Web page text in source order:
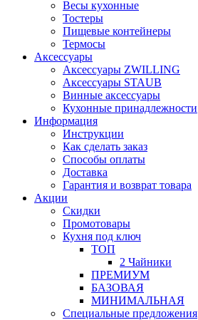
Весы кухонные
Тостеры
Пищевые контейнеры
Термосы
Аксессуары
Аксессуары ZWILLING
Аксессуары STAUB
Винные аксессуары
Кухонные принадлежности
Информация
Инструкции
Как сделать заказ
Способы оплаты
Доставка
Гарантия и возврат товара
Акции
Скидки
Промотовары
Кухня под ключ
ТОП
2 Чайники
ПРЕМИУМ
БАЗОВАЯ
МИНИМАЛЬНАЯ
Специальные предложения